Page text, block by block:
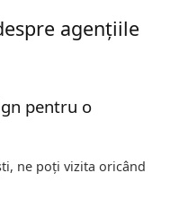
agențiile
pentru o
ne poți vizita oricând